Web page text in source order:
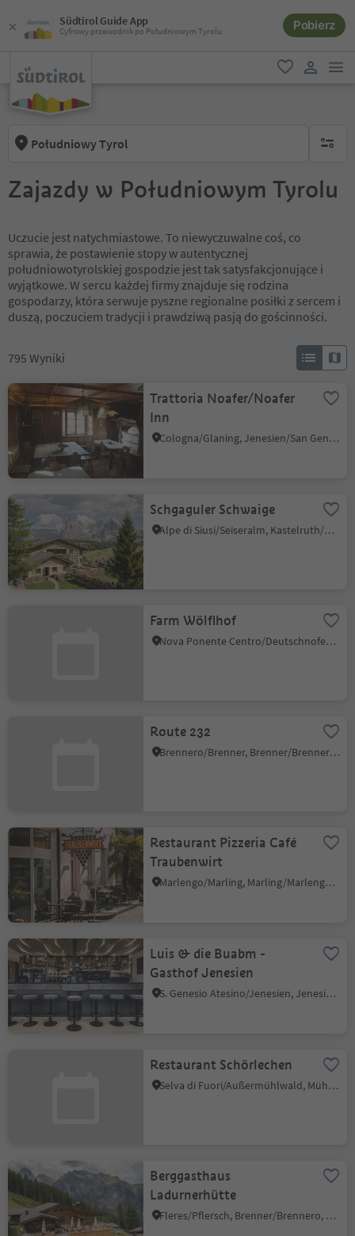
Südtirol Guide App
Cyfrowy przewodnik po Południowym Tyrolu Pobierz
ulubione
Południowy Tyrol brak
Zajazdy w Południowym Tyrolu
Uczucie jest natychmiastowe. To niewyczuwalne coś, co
sprawia, że postawienie stopy w autentycznej
południowotyrolskiej gospodzie jest tak satysfakcjonujące i
wyjątkowe. W sercu każdej firmy znajduje się rodzina
gospodarzy, która serwuje pyszne regionalne posiłki z sercem i
duszą, poczuciem tradycji i prawdziwą pasją do gościnności.
795 Wyniki
Trattoria Noafer/Noafer
Inn
Cologna/Glaning, Jenesien/San Genesio Atesino, Bolzano/Bozen and environs
Schgaguler Schwaige
Alpe di Siusi/Seiseralm, Kastelruth/Castelrotto, Dolomites Region Seiser Alm
Farm Wölflhof
Nova Ponente Centro/Deutschnofen Dorf, Deutschnofen/Nova Ponente, Dolomites Region Eggental
Route 232
Brennero/Brenner, Brenner/Brennero, Sterzing/Vipiteno and environs
Restaurant Pizzeria Café
Traubenwirt
Marlengo/Marling, Marling/Marlengo, Meran/Merano and environs
Luis & die Buabm -
Gasthof Jenesien
S. Genesio Atesino/Jenesien, Jenesien/San Genesio Atesino, Bolzano/Bozen and environs
Restaurant Schörlechen
Selva di Fuori/Außermühlwald, Mühlwald/Selva dei Molini, Ahrntal/Valle Aurina
Berggasthaus
Ladurnerhütte
Fleres/Pflersch, Brenner/Brennero, Sterzing/Vipiteno and environs